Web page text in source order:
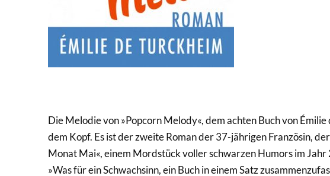
Die Melodie von »Popcorn Melody«, dem achten Buch von
dem Kopf. Es ist der zweite Roman der 37-jährigen Französin,
Monat Mai«, einem Mordstück voller schwarzen Humors im
»Was für ein Schwachsinn, ein Buch in einem Satz